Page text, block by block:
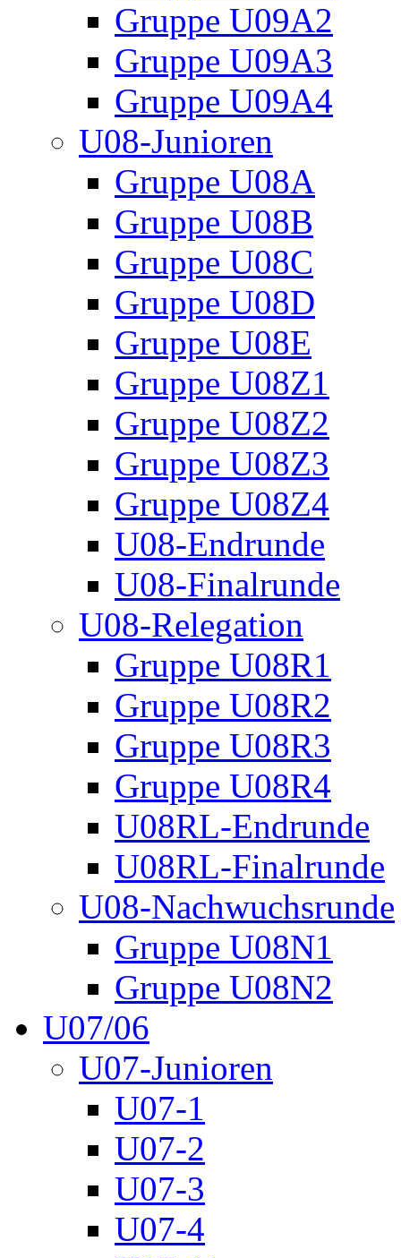
Gruppe U09A2
Gruppe U09A3
Gruppe U09A4
U08-Junioren
Gruppe U08A
Gruppe U08B
Gruppe U08C
Gruppe U08D
Gruppe U08E
Gruppe U08Z1
Gruppe U08Z2
Gruppe U08Z3
Gruppe U08Z4
U08-Endrunde
U08-Finalrunde
U08-Relegation
Gruppe U08R1
Gruppe U08R2
Gruppe U08R3
Gruppe U08R4
U08RL-Endrunde
U08RL-Finalrunde
U08-Nachwuchsrunde
Gruppe U08N1
Gruppe U08N2
U07/06
U07-Junioren
U07-1
U07-2
U07-3
U07-4